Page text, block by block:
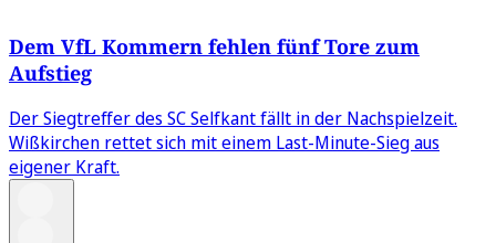
Dem VfL Kommern fehlen fünf Tore zum
Aufstieg
Der Siegtreffer des SC Selfkant fällt in der Nachspielzeit.
Wißkirchen rettet sich mit einem Last-Minute-Sieg aus
eigener Kraft.